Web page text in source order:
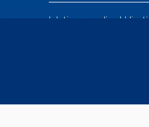
I dati personali pubblicati
dalla direttiva